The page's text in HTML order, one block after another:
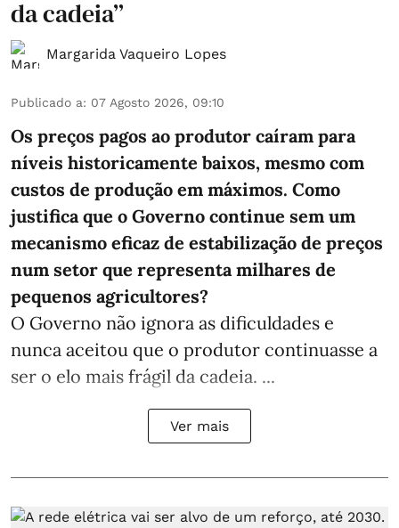
da cadeia”
Margarida Vaqueiro Lopes
Publicado a: 07 Agosto 2026, 09:10
Os preços pagos ao produtor caíram para
níveis historicamente baixos, mesmo com
custos de produção em máximos. Como
justifica que o Governo continue sem um
mecanismo eficaz de estabilização de preços
num setor que representa milhares de
pequenos agricultores?
O Governo não ignora as dificuldades e
nunca aceitou que o produtor continuasse a
ser o elo mais frágil da cadeia. ...
Ver mais